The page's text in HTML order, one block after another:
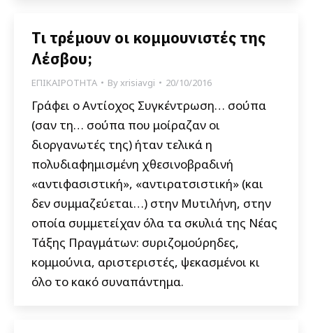
Τι τρέμουν οι κομμουνιστές της
Λέσβου;
ΕΠΙΚΑΙΡΟΤΗΤΑ Byxrisiavgi 20/10/2016
Γράφει ο Αντίοχος Συγκέντρωση… σούπα
(σαν τη… σούπα που μοίραζαν οι
διοργανωτές της) ήταν τελικά η
πολυδιαφημισμένη χθεσινοβραδινή
«αντιφασιστική», «αντιρατσιστική» (και
δεν συμμαζεύεται…) στην Μυτιλήνη, στην
οποία συμμετείχαν όλα τα σκυλιά της Νέας
Τάξης Πραγμάτων: συριζομούρηδες,
κομμούνια, αριστεριστές, ψεκασμένοι κι
όλο το κακό συναπάντημα.